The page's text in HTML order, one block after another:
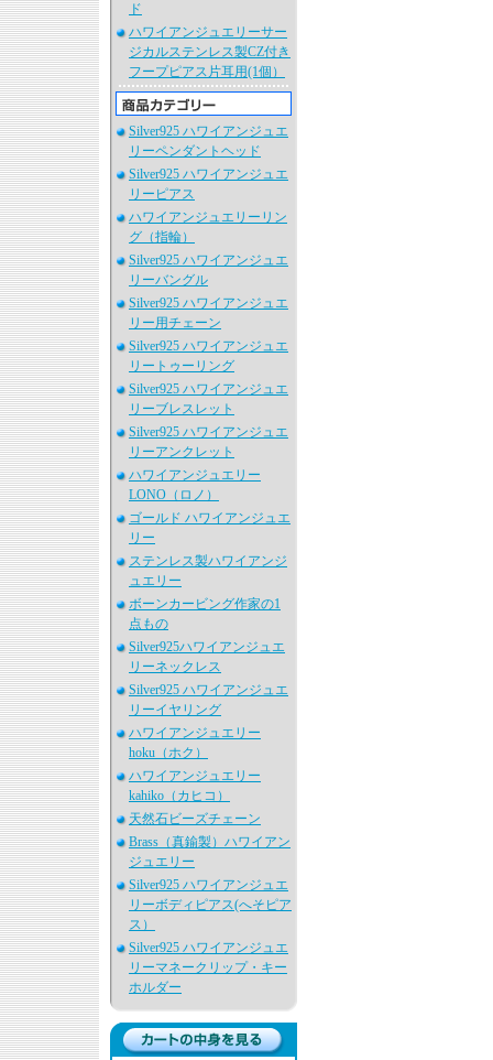
ド
ハワイアンジュエリーサー
ジカルステンレス製CZ付き
フープピアス片耳用(1個）
Silver925 ハワイアンジュエ
リーペンダントヘッド
Silver925 ハワイアンジュエ
リーピアス
ハワイアンジュエリーリン
グ（指輪）
Silver925 ハワイアンジュエ
リーバングル
Silver925 ハワイアンジュエ
リー用チェーン
Silver925 ハワイアンジュエ
リートゥーリング
Silver925 ハワイアンジュエ
リーブレスレット
Silver925 ハワイアンジュエ
リーアンクレット
ハワイアンジュエリー
LONO（ロノ）
ゴールド ハワイアンジュエ
リー
ステンレス製ハワイアンジ
ュエリー
ボーンカービング作家の1
点もの
Silver925ハワイアンジュエ
リーネックレス
Silver925 ハワイアンジュエ
リーイヤリング
ハワイアンジュエリー
hoku（ホク）
ハワイアンジュエリー
kahiko（カヒコ）
天然石ビーズチェーン
Brass（真鍮製）ハワイアン
ジュエリー
Silver925 ハワイアンジュエ
リーボディピアス(へそピア
ス）
Silver925 ハワイアンジュエ
リーマネークリップ・キー
ホルダー